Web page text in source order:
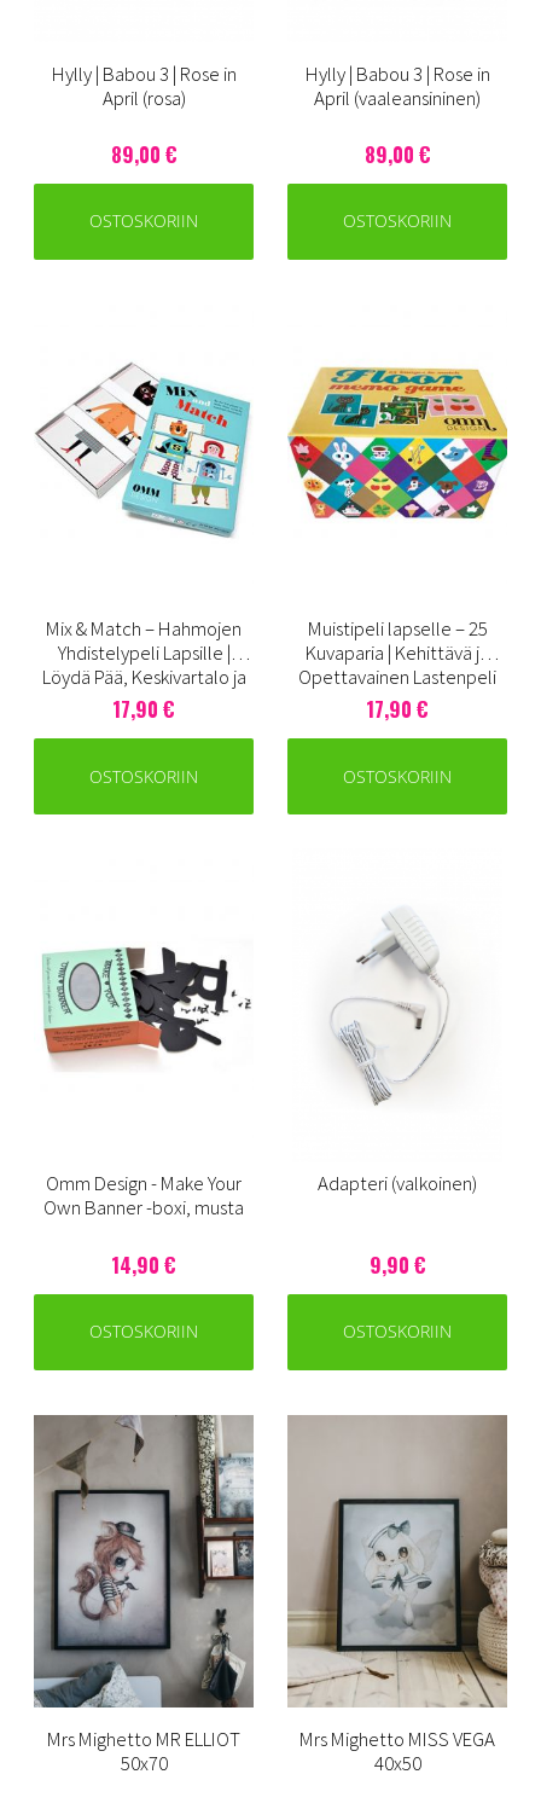
Hylly | Babou 3 | Rose in
April (rosa)
89,00 €
OSTOSKORIIN
Hylly | Babou 3 | Rose in
April (vaaleansininen)
89,00 €
OSTOSKORIIN
Mix & Match – Hahmojen
Yhdistelypeli Lapsille |
Löydä Pää, Keskivartalo ja
Jalat
17,90 €
OSTOSKORIIN
Muistipeli lapselle – 25
Kuvaparia | Kehittävä ja
Opettavainen Lastenpeli
17,90 €
OSTOSKORIIN
Omm Design - Make Your
Own Banner -boxi, musta
14,90 €
OSTOSKORIIN
Adapteri (valkoinen)
9,90 €
OSTOSKORIIN
Mrs Mighetto MR ELLIOT
50x70
Mrs Mighetto MISS VEGA
40x50